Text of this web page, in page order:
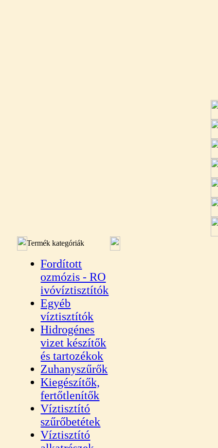
Termék kategóriák
Fordított
ozmózis - RO
ivóvíztisztítók
Egyéb
víztisztítók
Hidrogénes
vizet készítők
és tartozékok
Zuhanyszűrők
Kiegészítők,
fertőtlenítők
Víztisztító
szűrőbetétek
Víztisztító